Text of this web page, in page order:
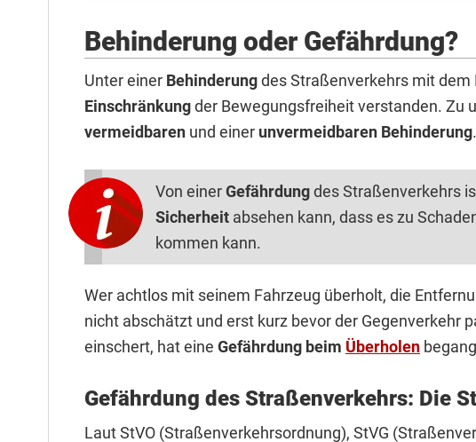
Behinderung oder Gefährdung?
Unter einer Behinderungdes Straßenverkehrs mit
Einschränkungder Bewegungsfreiheit verstanden. Zu
vermeidbaren und einer unvermeidbaren Behinderung.
Von einerGefährdungdes Straßenverkehrs
Sicherheit absehen kann, dass es zu
kommen kann.
Wer achtlos mit seinem Fahrzeug überholt, die
nicht abschätzt und erst kurz bevor der Gegenverkehr
einschert, hat eine Gefährdung beim Überholen
Gefährdung des Straßenverkehrs: Die
Laut StVO (Straßenverkehrsordnung), StVG